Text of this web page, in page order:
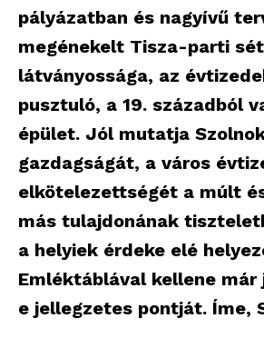
pályázatban és nagyívű
megénekelt Tisza-parti
látványossága, az
pusztuló, a 19. századból
épület. Jól mutatja
gazdagságát, a város
elkötelezettségét a múlt
más tulajdonának
a helyiek érdeke elé
Emléktáblával kellene már
e jellegzetes pontját. Íme,